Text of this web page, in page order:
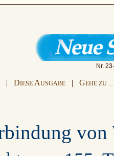
Nr.
| DIESE AUSGABE | GEHE ZU ...
von